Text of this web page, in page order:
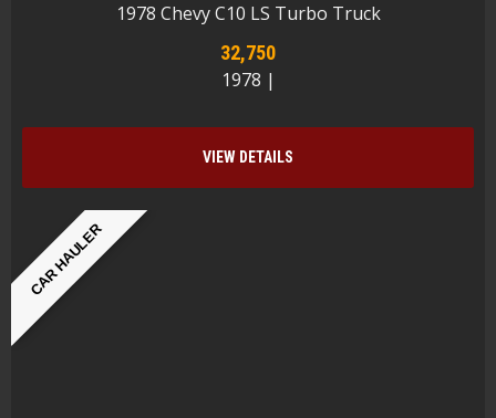
1978 Chevy C10 LS Turbo Truck
32,750
1978 |
VIEW DETAILS
CAR HAULER